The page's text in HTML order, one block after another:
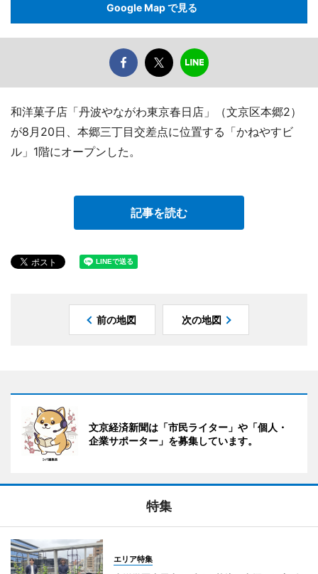
Google Map で見る
和洋菓子店「丹波やながわ東京春日店」（文京区本郷2）
が8月20日、本郷三丁目交差点に位置する「かねやすビ
ル」1階にオープンした。
記事を読む
前の地図 次の地図
文京経済新聞は「市民ライター」や「個人・
企業サポーター」を募集しています。
特集
エリア特集